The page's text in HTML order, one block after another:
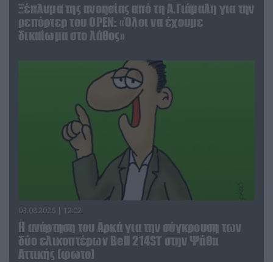
Ξέπλυμα της ανοησίας από τη Α.Γιάμαλη για την
ρεπόρτερ του ΟΡΕΝ: «Όλοι να έχουμε
δικαίωμα στο λάθος»
03.08.2026 | 12:02
Η ανάρτηση του Αρκά για την σύγκρουση των
δύο ελικοπτέρων Bell 214ST στην Ψάθα
Αττικής (φωτο)